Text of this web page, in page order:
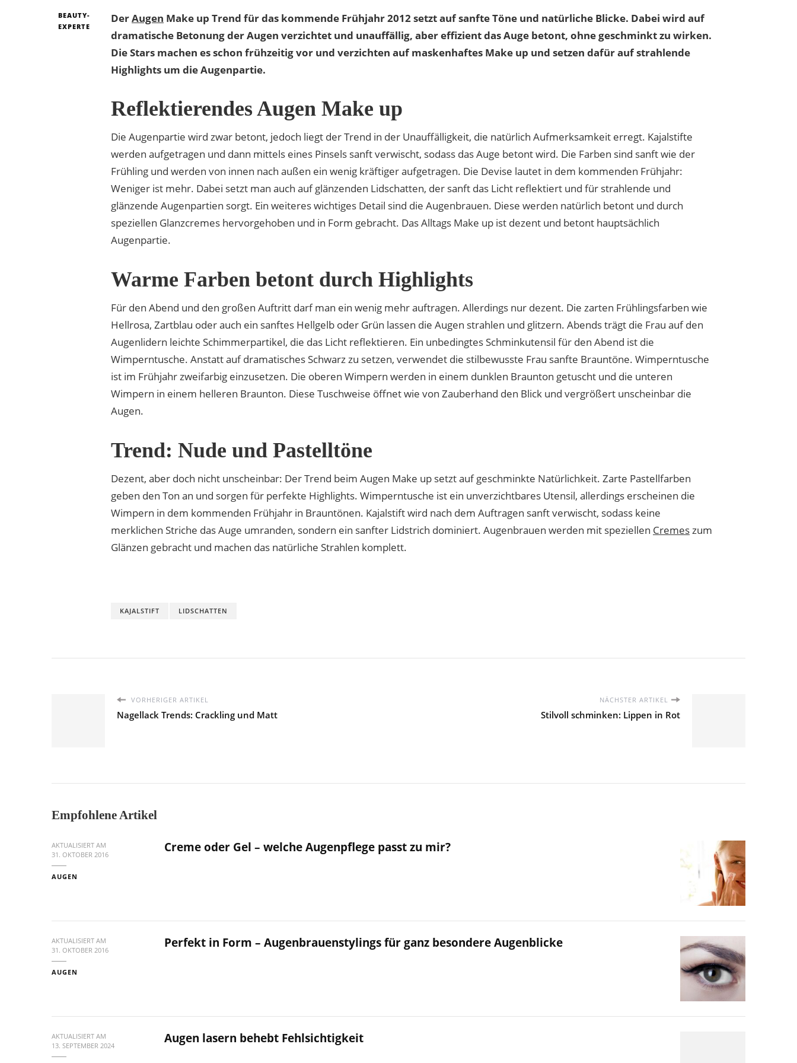
BEAUTY-
EXPERTE
DerAugen Make up Trend für das kommende Frühjahr 2012 setzt auf sanfte Töne und natürliche Blicke. Dabei wird auf
dramatische Betonung der Augen verzichtet und unauffällig, aber effizient das Auge betont, ohne geschminkt zu wirken.
Die Stars machen es schon frühzeitig vor und verzichten auf maskenhaftes Make up und setzen dafür auf strahlende
Highlights um die Augenpartie.
Reflektierendes Augen Make up
Die Augenpartie wird zwar betont, jedoch liegt der Trend in der Unauffälligkeit, die natürlich Aufmerksamkeit erregt. Kajalstifte
werden aufgetragen und dann mittels eines Pinsels sanft verwischt, sodass das Auge betont wird. Die Farben sind sanft wie der
Frühling und werden von innen nach außen ein wenig kräftiger aufgetragen. Die Devise lautet in dem kommenden Frühjahr:
Weniger ist mehr. Dabei setzt man auch auf glänzenden Lidschatten, der sanft das Licht reflektiert und für strahlende und
glänzende Augenpartien sorgt. Ein weiteres wichtiges Detail sind die Augenbrauen. Diese werden natürlich betont und durch
speziellen Glanzcremes hervorgehoben und in Form gebracht. Das Alltags Make up ist dezent und betont hauptsächlich
Augenpartie.
Warme Farben betont durch Highlights
Für den Abend und den großen Auftritt darf man ein wenig mehr auftragen. Allerdings nur dezent. Die zarten Frühlingsfarben wie
Hellrosa, Zartblau oder auch ein sanftes Hellgelb oder Grün lassen die Augen strahlen und glitzern. Abends trägt die Frau auf den
Augenlidern leichte Schimmerpartikel, die das Licht reflektieren. Ein unbedingtes Schminkutensil für den Abend ist die
Wimperntusche. Anstatt auf dramatisches Schwarz zu setzen, verwendet die stilbewusste Frau sanfte Brauntöne. Wimperntusche
ist im Frühjahr zweifarbig einzusetzen. Die oberen Wimpern werden in einem dunklen Braunton getuscht und die unteren
Wimpern in einem helleren Braunton. Diese Tuschweise öffnet wie von Zauberhand den Blick und vergrößert unscheinbar die
Augen.
Trend: Nude und Pastelltöne
Dezent, aber doch nicht unscheinbar: Der Trend beim Augen Make up setzt auf geschminkte Natürlichkeit. Zarte Pastellfarben
geben den Ton an und sorgen für perfekte Highlights. Wimperntusche ist ein unverzichtbares Utensil, allerdings erscheinen die
Wimpern in dem kommenden Frühjahr in Brauntönen. Kajalstift wird nach dem Auftragen sanft verwischt, sodass keine
merklichen Striche das Auge umranden, sondern ein sanfter Lidstrich dominiert. Augenbrauen werden mit speziellen Cremeszum
Glänzen gebracht und machen das natürliche Strahlen komplett.
KAJALSTIFT LIDSCHATTEN
VORHERIGER ARTIKEL
Nagellack Trends: Crackling und Matt
NÄCHSTER ARTIKEL
Stilvoll schminken: Lippen in Rot
Empfohlene Artikel
AKTUALISIERT AM
31. OKTOBER 2016
AUGEN
Creme oder Gel – welche Augenpflege passt zu mir?
AKTUALISIERT AM
31. OKTOBER 2016
AUGEN
Perfekt in Form – Augenbrauenstylings für ganz besondere Augenblicke
AKTUALISIERT AM
13. SEPTEMBER 2024
Augen lasern behebt Fehlsichtigkeit